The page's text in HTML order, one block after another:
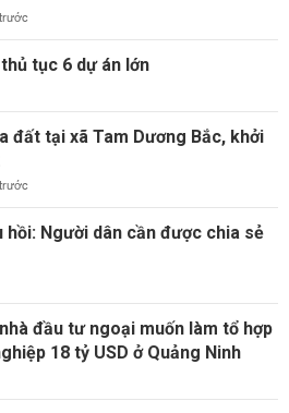
tục 6 dự án lớn
đất tại xã Tam Dương Bắc, khởi
Người dân cần được chia sẻ
đầu tư ngoại muốn làm tổ hợp
18 tỷ USD ở Quảng Ninh